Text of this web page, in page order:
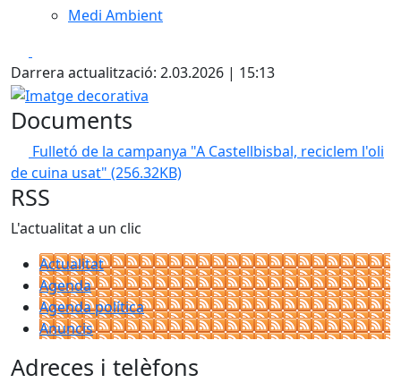
Medi Ambient
Darrera actualització: 2.03.2026 | 15:13
Imatge decorativa
Documents
Fulletó de la campanya "A Castellbisbal, reciclem l'oli
de cuina usat" (256.32KB)
RSS
L'actualitat a un clic
Actualitat
Agenda
Agenda política
Anuncis
Adreces i telèfons